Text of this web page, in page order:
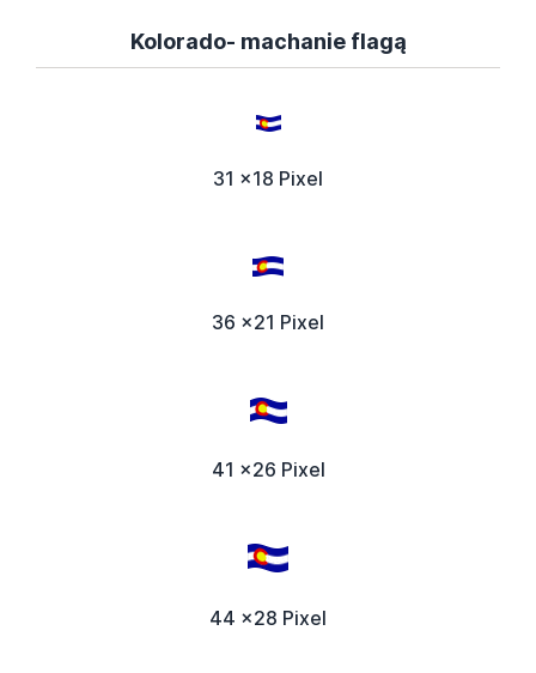
Kolorado- machanie flagą
31 x18 Pixel
36 x21 Pixel
41 x26 Pixel
44 x28 Pixel